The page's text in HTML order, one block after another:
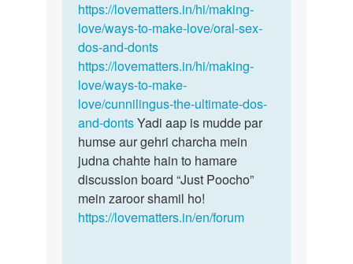
अज्ञात
https://lovematters.in/hi/making-
love/ways-to-make-love/oral-sex-
dos-and-donts
https://lovematters.in/hi/making-
love/ways-to-make-
love/cunnilingus-the-ultimate-dos-
and-dontsYadi aap is mudde par
humse aur gehri charcha mein
judna chahte hain to hamare
discussion board “Just Poocho”
mein zaroor shamil ho!
https://lovematters.in/en/forum